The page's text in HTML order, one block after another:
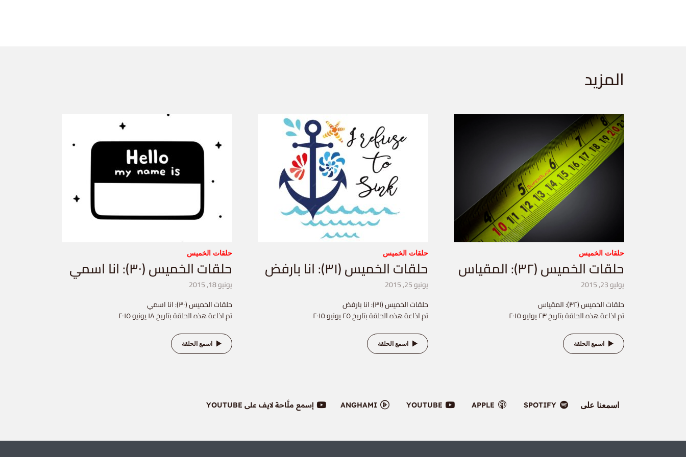
المزيد
حلقات الخميس
حلقات الخميس (٣٢): المقياس
يوليو 23, 2015
حلقات الخميس (٣٢): المقياس
تم اذاعة هذه الحلقة بتاريخ ٢٣ يوليو ٢٠١٥
اسمع الحلقة
حلقات الخميس
حلقات الخميس (٣١): انا بارفض
يونيو 25, 2015
حلقات الخميس (٣١): انا بارفض
تم اذاعة هذه الحلقة بتاريخ ٢٥ يونيو ٢٠١٥
اسمع الحلقة
حلقات الخميس
حلقات الخميس (٣٠): انا اسمي
يونيو 18, 2015
حلقات الخميس (٣٠): انا اسمي
تم اذاعة هذه الحلقة بتاريخ ١٨ يونيو ٢٠١٥
اسمع الحلقة
اسمعنا على SPOTIFY
APPLE
YOUTUBE
ANGHAMI إسمع ملَّاحة لايف على YOUTUBE